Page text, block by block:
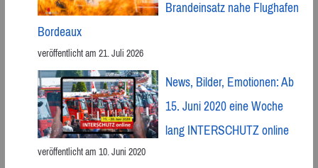
Brandeinsatz nahe Flughafen
Bordeaux
veröffentlicht am 21. Juli 2026
News, Bilder, Emotionen: Ab
15. Juni 2020 eine Woche
lang INTERSCHUTZ online
veröffentlicht am 10. Juni 2020